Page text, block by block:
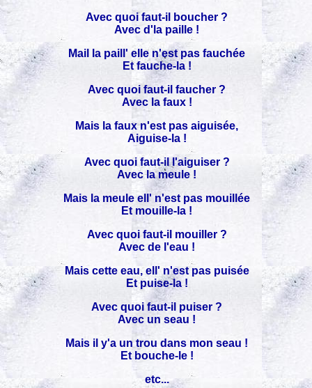
Avec quoi faut-il boucher ?
Avec d'la paille !
Mail la paill' elle n'est pas fauchée
Et fauche-la !
Avec quoi faut-il faucher ?
Avec la faux !
Mais la faux n'est pas aiguisée,
Aiguise-la !
Avec quoi faut-il l'aiguiser ?
Avec la meule !
Mais la meule ell' n'est pas mouillée
Et mouille-la !
Avec quoi faut-il mouiller ?
Avec de l'eau !
Mais cette eau, ell' n'est pas puisée
Et puise-la !
Avec quoi faut-il puiser ?
Avec un seau !
Mais il y'a un trou dans mon seau !
Et bouche-le !
etc...